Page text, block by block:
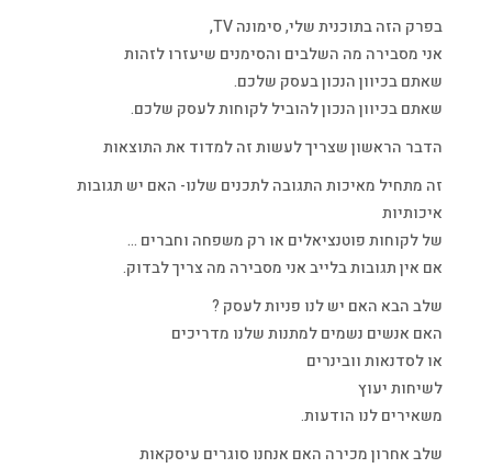
בפרק הזה בתוכנית שלי, סימונה TV,
אני מסבירה מה השלבים והסימנים שיעזרו לזהות
שאתם בכיוון הנכון בעסק שלכם.
שאתם בכיוון הנכון להוביל לקוחות לעסק שלכם.
הדבר הראשון שצריך לעשות זה למדוד את התוצאות
זה מתחיל מאיכות התגובה לתכנים שלנו- האם יש תגובות
איכותיות
של לקוחות פוטנציאלים או רק משפחה וחברים …
אם אין תגובות בלייב אני מסבירה מה צריך לבדוק.
שלב הבא האם יש לנו פניות לעסק ?
האם אנשים נשמים למתנות שלנו מדריכים
או לסדנאות וובינרים
לשיחות יעוץ
משאירים לנו הודעות.
שלב אחרון מכירה האם אנחנו סוגרים עיסקאות